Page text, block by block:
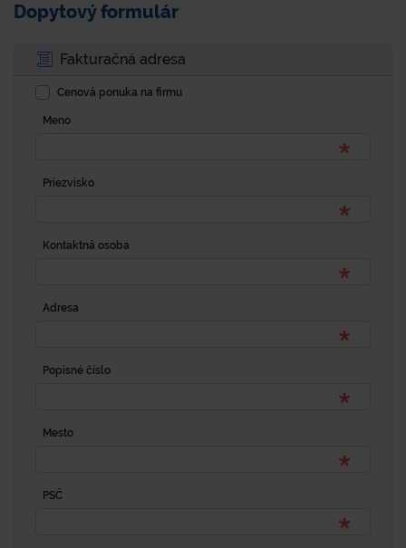
Dopytový formulár
Fakturačná adresa
Cenová ponuka na firmu
Meno
Priezvisko
Kontaktná osoba
Adresa
Popisné číslo
Mesto
PSČ